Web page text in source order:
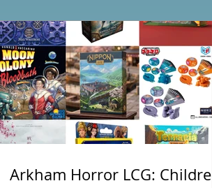
Arkham Horror LCG: Children